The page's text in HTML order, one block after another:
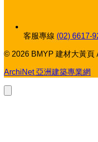
客服專線 (02) 6617-
© 2026 BMYP 建材大黃頁
ArchiNet 亞洲建築專業網